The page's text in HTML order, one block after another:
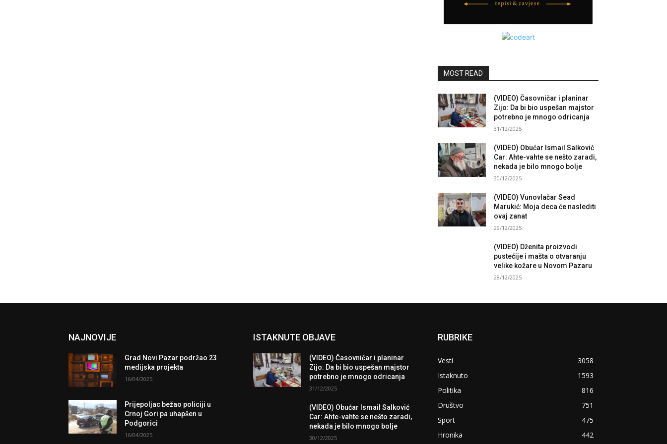
MOST READ
(VIDEO) Časovničar i planinar
Zijo: Da bi bio uspešan majstor
potrebno je mnogo odricanja
31/12/2025
(VIDEO) Obućar Ismail Salković
Car: Ahte-vahte se nešto zaradi,
nekada je bilo mnogo bolje
30/12/2025
(VIDEO) Vunovlačar Sead
Marukić: Moja deca će naslediti
ovaj zanat
29/12/2025
(VIDEO) Dženita proizvodi
pustećije i mašta o otvaranju
velike kožare u Novom Pazaru
28/12/2025
NAJNOVIJE
Grad Novi Pazar podržao 23
medijska projekta
16/04/2025
Prijepoljac bežao policiji u
Crnoj Gori pa uhapšen u
Podgorici
16/04/2025
ISTAKNUTE OBJAVE
(VIDEO) Časovničar i planinar
Zijo: Da bi bio uspešan majstor
potrebno je mnogo odricanja
31/12/2025
(VIDEO) Obućar Ismail Salković
Car: Ahte-vahte se nešto zaradi,
nekada je bilo mnogo bolje
30/12/2025
RUBRIKE
Vesti
3058
Istaknuto
1593
Politika
816
Društvo
751
Sport
475
Hronika
442